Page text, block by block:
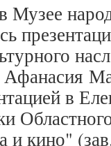
Музее
Афанасия
в
и кино"